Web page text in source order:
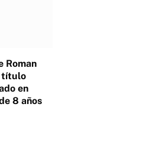
Roman
título
en
8 años